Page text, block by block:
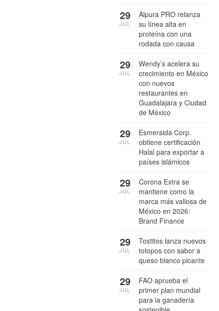
Alpura PRO relanza
su línea alta en
proteína con una
rodada con causa
29
JUL
Wendy’s acelera su
crecimiento en México
con nuevos
restaurantes en
Guadalajara y Ciudad
de México
29
JUL
Esmeralda Corp.
obtiene certificación
Halal para exportar a
países islámicos
29
JUL
Corona Extra se
mantiene como la
marca más valiosa de
México en 2026:
Brand Finance
29
JUL
Tostitos lanza nuevos
totopos con sabor a
queso blanco picante
29
JUL
FAO aprueba el
primer plan mundial
para la ganadería
29
JUL